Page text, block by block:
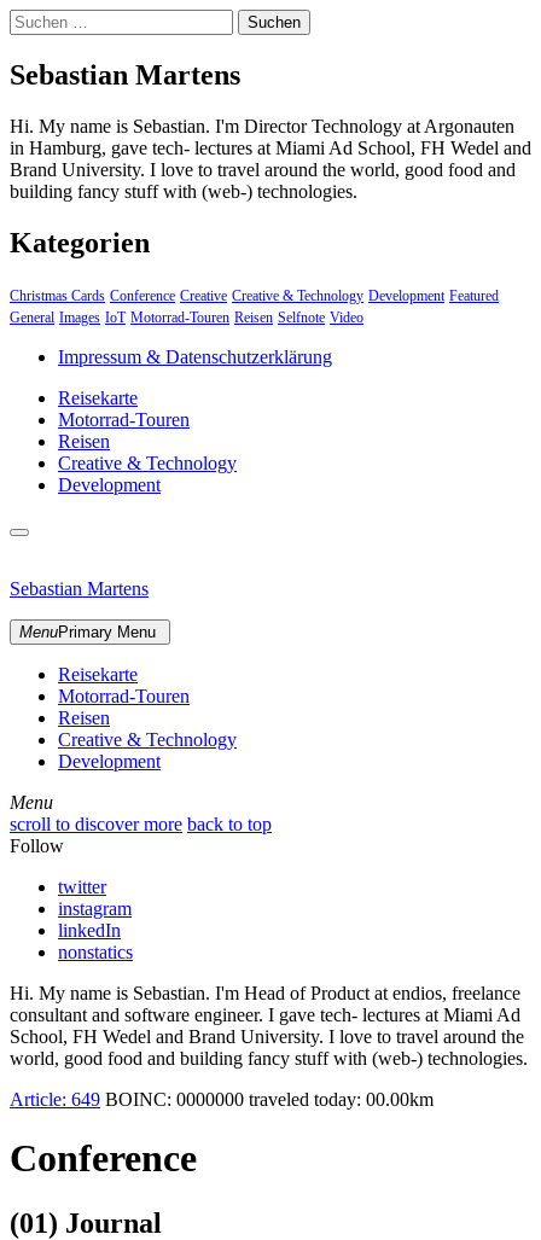
Suchen
nach:
Sebastian Martens
Hi. My name is Sebastian. I'm Director Technology at Argonauten
in Hamburg, gave tech- lectures at Miami Ad School, FH Wedel and
Brand University. I love to travel around the world, good food and
building fancy stuff with (web-) technologies.
Kategorien
Christmas Cards Conference Creative Creative & Technology Development Featured
General Images IoT Motorrad-Touren Reisen Selfnote Video
Impressum & Datenschutzerklärung
Reisekarte
Motorrad-Touren
Reisen
Creative & Technology
Development
close
content
Sebastian Martens
MenuPrimary Menu
Reisekarte
Motorrad-Touren
Reisen
Creative & Technology
Development
Menu
Menu
scroll to discover more back to top
Follow
twitter
instagram
linkedIn
nonstatics
Hi. My name is Sebastian. I'm Head of Product at endios, freelance
consultant and software engineer. I gave tech- lectures at Miami Ad
School, FH Wedel and Brand University. I love to travel around the
world, good food and building fancy stuff with (web-) technologies.
Article: 649 BOINC: 0000000 traveled today: 00.00km
Conference
(01) Journal